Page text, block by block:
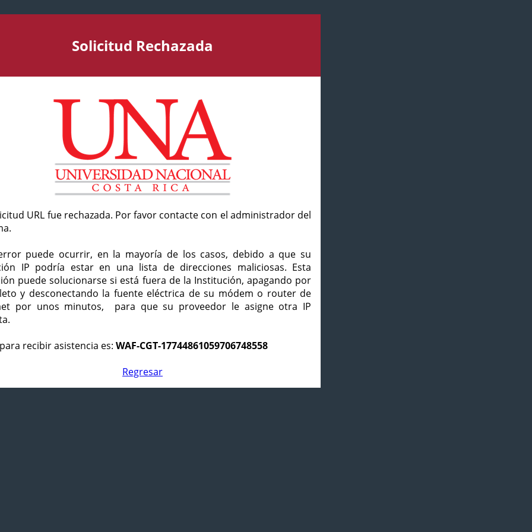
Solicitud Rechazada
URL fue rechazada. Por favor contacte con el administrador del
puede ocurrir, en la mayoría de los casos, debido a que su
IP podría estar en una lista de direcciones maliciosas. Esta
puede solucionarse si está fuera de la Institución, apagando por
y desconectando la fuente eléctrica de su módem o router de
por unos minutos, para que su proveedor le asigne otra IP
recibir asistencia es: WAF-CGT-17744861059706748558
Regresar